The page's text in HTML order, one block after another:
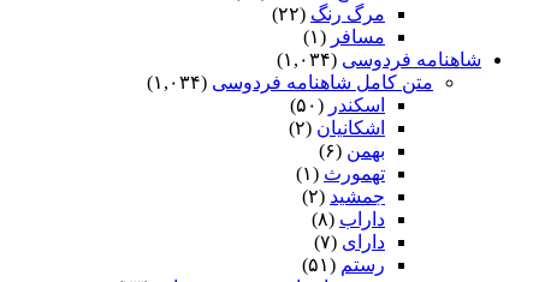
مرگ رنگ (۲۲)
مسافر (۱)
شاهنامه فردوسی (۱,۰۳۴)
متن کامل شاهنامه فردوسی (۱,۰۳۴)
اسکندر (۵۰)
اشکانیان (۲)
بهمن (۶)
تهمورث (۱)
جمشید (۲)
داراب (۸)
دارای (۷)
رستم (۵۱)